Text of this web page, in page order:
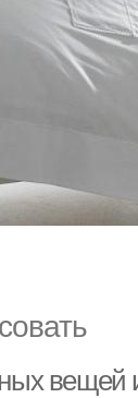
вещей